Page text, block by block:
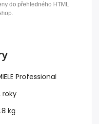
do přehledného HTML
Professional
roky
kg